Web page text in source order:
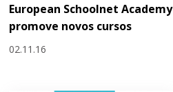
European Schoolnet Academy
promove novos cursos
02.11.16